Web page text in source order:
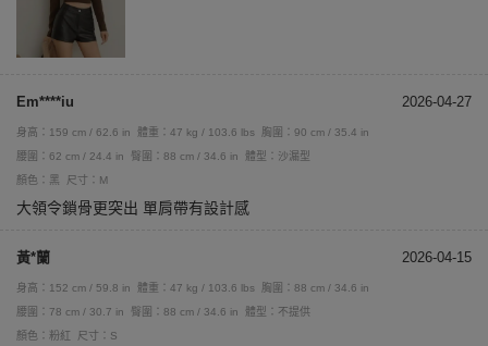
Em****iu 2026-04-27
身高：159 cm / 62.6 in 體重：47 kg / 103.6 lbs
胸圍：90 cm / 35.4 in
腰圍：62 cm / 24.4 in
臀圍：88 cm / 34.6 in
體型：沙漏型
顏色：黑
尺寸：M
大領令鎖骨更突出 單肩帶有設計感
黃*蘭 2026-04-15
身高：152 cm / 59.8 in 體重：47 kg / 103.6 lbs
胸圍：88 cm / 34.6 in
腰圍：78 cm / 30.7 in
臀圍：88 cm / 34.6 in
體型：不提供
顏色：粉紅
尺寸：S